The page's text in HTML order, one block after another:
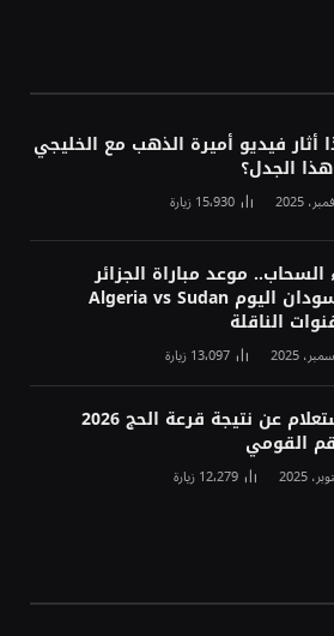
أثار فيديو أميرة الذهب مع الخليجي
الجدل؟
15٬930زيارة
السحاب.. موعد مباراة الجزائر
والسودان اليوم Algeria vs Sudan
الناقلة
13٬097زيارة
الاستعلام عن نتيجة قرعة الحج 2026
القومي
12٬279زيارة